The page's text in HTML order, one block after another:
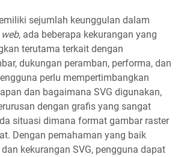
sejumlah keunggulan dalam
web, ada beberapa kekurangan yang
terutama terkait dengan
dukungan peramban, performa, dan
perlu mempertimbangkan
dan bagaimana SVG digunakan,
dengan grafis yang sangat
situasi dimana format gambar raster
Dengan pemahaman yang baik
kekurangan SVG, pengguna dapat